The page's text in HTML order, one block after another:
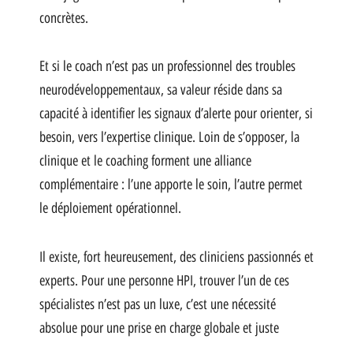
concrètes.
Et si le coach n’est pas un professionnel des troubles
neurodéveloppementaux, sa valeur réside dans sa
capacité à identifier les signaux d’alerte pour orienter, si
besoin, vers l’expertise clinique. Loin de s’opposer, la
clinique et le coaching forment une alliance
complémentaire : l’une apporte le soin, l’autre permet
le déploiement opérationnel.
Il existe, fort heureusement, des cliniciens passionnés et
experts. Pour une personne HPI, trouver l’un de ces
spécialistes n’est pas un luxe, c’est une nécessité
absolue pour une prise en charge globale et juste